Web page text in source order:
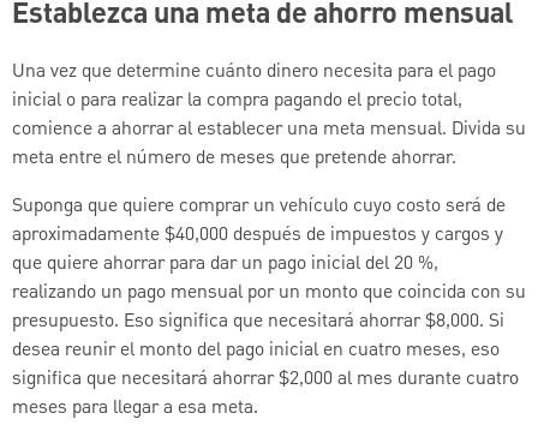
Establezca una meta de ahorro mensual
Una vez que determine cuánto dinero necesita para el pago
inicial o para realizar la compra pagando el precio total,
comience a ahorrar al establecer una meta mensual. Divida su
meta entre el número de meses que pretende ahorrar.
Suponga que quiere comprar un vehículo cuyo costo será de
aproximadamente $40,000 después de impuestos y cargos y
que quiere ahorrar para dar un pago inicial del 20 %,
realizando un pago mensual por un monto que coincida con su
presupuesto. Eso significa que necesitará ahorrar $8,000. Si
desea reunir el monto del pago inicial en cuatro meses, eso
significa que necesitará ahorrar $2,000 al mes durante cuatro
meses para llegar a esa meta.